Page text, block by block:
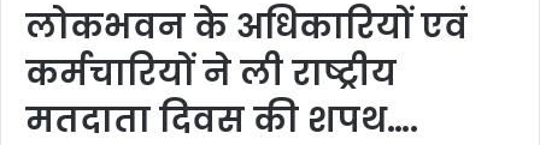
लोकभवन के अधिकारियों एवं
कर्मचारियों ने ली राष्ट्रीय
मतदाता दिवस की शपथ….